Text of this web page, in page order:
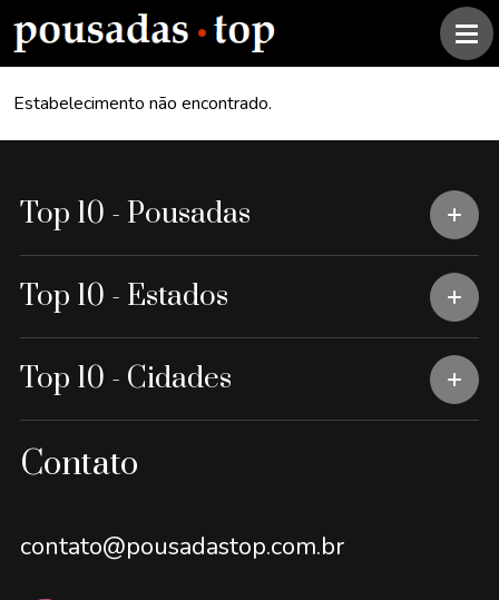
Estabelecimento não encontrado.
Top 10 - Pousadas
Top 10 - Estados
Top 10 - Cidades
Contato
contato@pousadastop.com.br